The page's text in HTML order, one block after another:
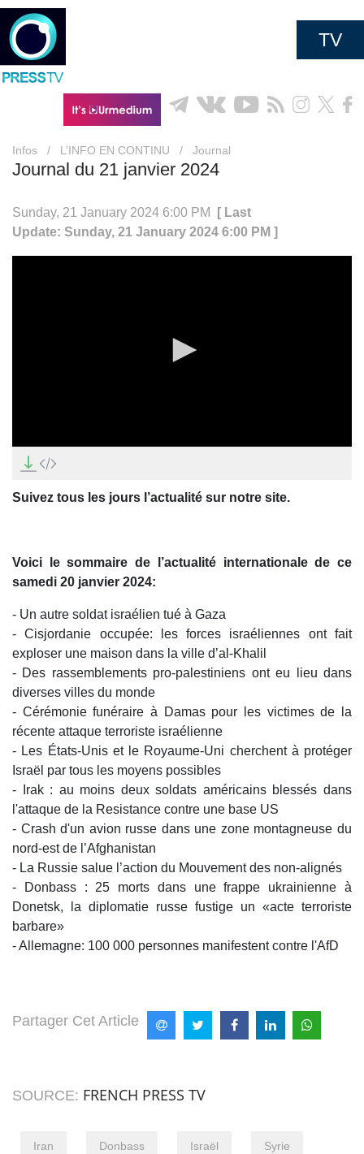
TV
Infos / L’INFO EN CONTINU / Journal
Journal du 21 janvier 2024
Sunday, 21 January 2024 6:00 PM
[ Last
Update: Sunday, 21 January 2024 6:00 PM ]
seconds
19
minutes,
Suivez tous les jours l’actualité sur notre site.
Voici le sommaire de l’actualité internationale de ce
samedi 20 janvier 2024:
- Un autre soldat israélien tué à Gaza
- Cisjordanie occupée: les forces israéliennes ont fait
exploser une maison dans la ville d’al-Khalil
- Des rassemblements pro-palestiniens ont eu lieu dans
diverses villes du monde
- Cérémonie funéraire à Damas pour les victimes de la
récente attaque terroriste israélienne
- Les États-Unis et le Royaume-Uni cherchent à protéger
Israël par tous les moyens possibles
- Irak : au moins deux soldats américains blessés dans
l'attaque de la Resistance contre une base US
- Crash d'un avion russe dans une zone montagneuse du
nord-est de l’Afghanistan
- La Russie salue l’action du Mouvement des non-alignés
- Donbass : 25 morts dans une frappe ukrainienne à
Donetsk, la diplomatie russe fustige un «acte terroriste
barbare»
- Allemagne: 100 000 personnes manifestent contre l'AfD
Partager Cet Article
SOURCE: FRENCH PRESS TV
Iran Donbass Israël Syrie